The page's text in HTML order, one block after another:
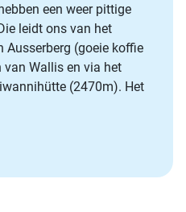
een weer pittige
leidt ons van het
Ausserberg (goeie koffie
Wallis en via het
(2470m). Het